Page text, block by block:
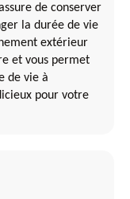
de conserver
la durée de vie
extérieur
et vous permet
de vie à
pour votre